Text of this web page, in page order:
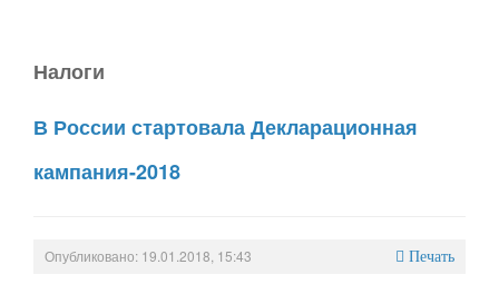
Налоги
В России стартовала Декларационная
кампания-2018
Опубликовано: 19.01.2018, 15:43 Печать